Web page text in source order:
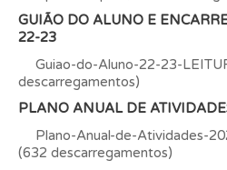
GUIÃO DO ALUNO E
22-23
Guiao-do-Aluno-22-23-
descarregamentos)
PLANO ANUAL DE
Plano-Anual-de-Atividades-
(632 descarregamentos)